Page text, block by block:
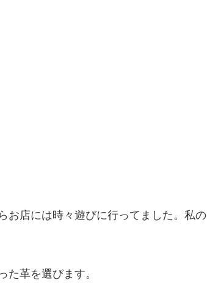
お店には時々遊びに行ってました。私の
た革を選びます。